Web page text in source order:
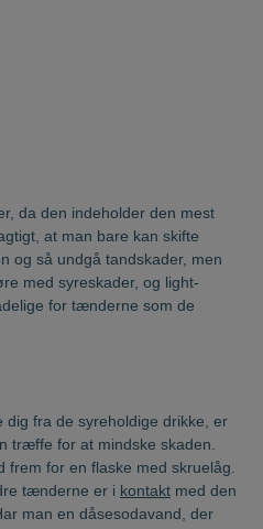
da den indeholder den mest
at man bare kan skifte
og så undgå tandskader, men
med syreskader, og light-
for tænderne som de
dig fra de syreholdige drikke, er
træffe for at mindske skaden.
for en flaske med skruelåg.
tænderne er i kontakt med den
man en dåsesodavand, der